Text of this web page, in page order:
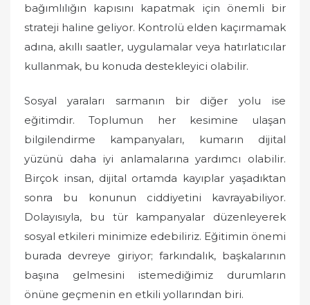
bağımlılığın kapısını kapatmak için önemli bir
strateji haline geliyor. Kontrolü elden kaçırmamak
adına, akıllı saatler, uygulamalar veya hatırlatıcılar
kullanmak, bu konuda destekleyici olabilir.
Sosyal yaraları sarmanın bir diğer yolu ise
eğitimdir. Toplumun her kesimine ulaşan
bilgilendirme kampanyaları, kumarın dijital
yüzünü daha iyi anlamalarına yardımcı olabilir.
Birçok insan, dijital ortamda kayıplar yaşadıktan
sonra bu konunun ciddiyetini kavrayabiliyor.
Dolayısıyla, bu tür kampanyalar düzenleyerek
sosyal etkileri minimize edebiliriz. Eğitimin önemi
burada devreye giriyor; farkındalık, başkalarının
başına gelmesini istemediğimiz durumların
önüne geçmenin en etkili yollarından biri.